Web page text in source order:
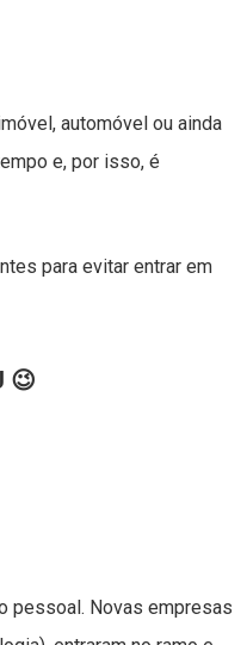
automóvel ou ainda
e, por isso, é
para evitar entrar em
😉
pessoal. Novas empresas